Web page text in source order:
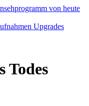
Upgrades
Todes